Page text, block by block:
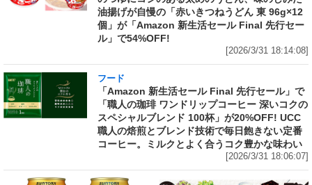
油揚げが自慢の「赤いきつねうどん 東 96g×12
個」が「Amazon 新生活セール Final 先行セー
ル」で54%OFF!
[2026/3/31 18:14:08]
フード
「Amazon 新生活セール Final 先行セール」で
「職人の珈琲 ワンドリップコーヒー 深いコクの
スペシャルブレンド 100杯」が20%OFF! UCC
職人の焙煎とブレンド技術で毎日飽きない定番
コーヒー。ミルクとよく合うコク豊かな味わい
[2026/3/31 18:06:07]